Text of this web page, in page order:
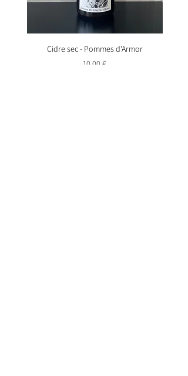
Cidre sec - Pommes d'Armor
Prix
10,00 €